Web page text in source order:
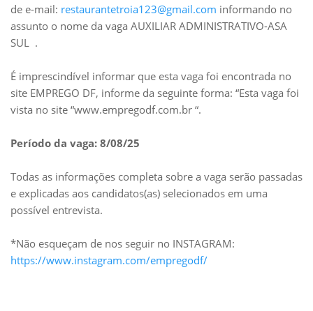
de e-mail: restaurantetroia123@gmail.com informando no
assunto o nome da vaga AUXILIAR ADMINISTRATIVO-ASA
SUL .
É imprescindível informar que esta vaga foi encontrada no
site EMPREGO DF, informe da seguinte forma: “Esta vaga foi
vista no site “www.empregodf.com.br “.
Período da vaga: 8/08/25
Todas as informações completa sobre a vaga serão passadas
e explicadas aos candidatos(as) selecionados em uma
possível entrevista.
*Não esqueçam de nos seguir no INSTAGRAM:
https://www.instagram.com/empregodf/